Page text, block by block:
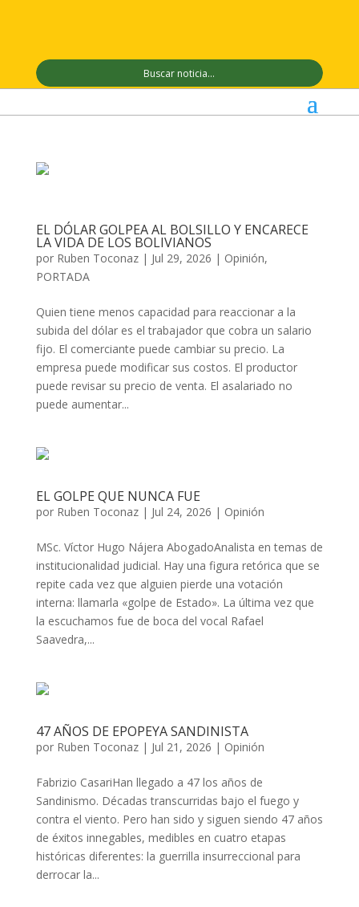
EL DÓLAR GOLPEA AL BOLSILLO Y ENCARECE
LA VIDA DE LOS BOLIVIANOS
por Ruben Toconaz| Jul 29, 2026 | Opinión,
PORTADA
Quien tiene menos capacidad para reaccionar a la
subida del dólar es el trabajador que cobra un salario
fijo. El comerciante puede cambiar su precio. La
empresa puede modificar sus costos. El productor
puede revisar su precio de venta. El asalariado no
puede aumentar...
EL GOLPE QUE NUNCA FUE
por Ruben Toconaz| Jul 24, 2026 | Opinión
MSc. Víctor Hugo Nájera AbogadoAnalista en temas de
institucionalidad judicial. Hay una figura retórica que se
repite cada vez que alguien pierde una votación
interna: llamarla «golpe de Estado». La última vez que
la escuchamos fue de boca del vocal Rafael
Saavedra,...
47 AÑOS DE EPOPEYA SANDINISTA
por Ruben Toconaz| Jul 21, 2026 | Opinión
Fabrizio CasariHan llegado a 47 los años de
Sandinismo. Décadas transcurridas bajo el fuego y
contra el viento. Pero han sido y siguen siendo 47 años
de éxitos innegables, medibles en cuatro etapas
históricas diferentes: la guerrilla insurreccional para
derrocar la...